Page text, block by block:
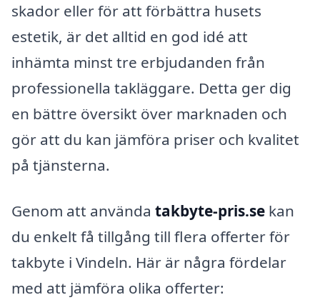
skador eller för att förbättra husets
estetik, är det alltid en god idé att
inhämta minst tre erbjudanden från
professionella takläggare. Detta ger dig
en bättre översikt över marknaden och
gör att du kan jämföra priser och kvalitet
på tjänsterna.
Genom att använda takbyte-pris.se kan
du enkelt få tillgång till flera offerter för
takbyte i Vindeln. Här är några fördelar
med att jämföra olika offerter: